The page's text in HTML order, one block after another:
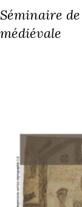
Séminaire
médiévale